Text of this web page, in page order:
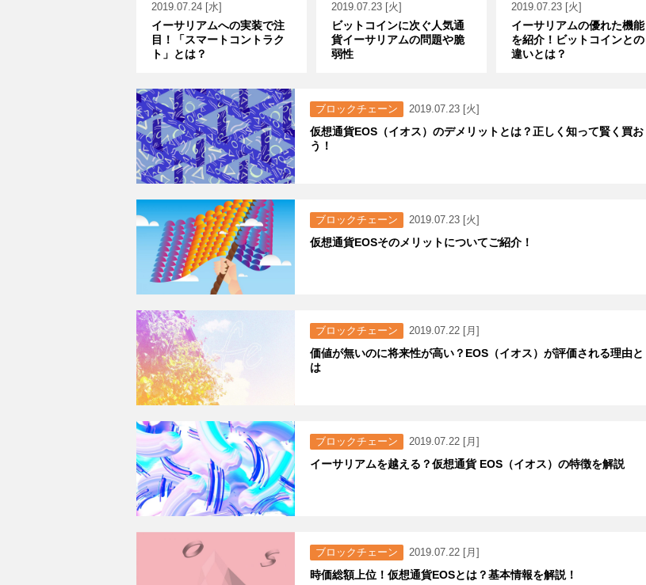
2019.07.24 [水]
イーサリアムへの実装で注
目！「スマートコントラク
ト」とは？
2019.07.23 [火]
ビットコインに次ぐ人気通
貨イーサリアムの問題や脆
弱性
2019.07.23 [火]
イーサリアムの優れた機能
を紹介！ビットコインとの
違いとは？
ブロックチェーン 2019.07.23 [火]
仮想通貨EOS（イオス）のデメリットとは？正しく知って賢く買お
う！
ブロックチェーン 2019.07.23 [火]
仮想通貨EOSそのメリットについてご紹介！
ブロックチェーン 2019.07.22 [月]
価値が無いのに将来性が高い？EOS（イオス）が評価される理由と
は
ブロックチェーン 2019.07.22 [月]
イーサリアムを越える？仮想通貨 EOS（イオス）の特徴を解説
ブロックチェーン 2019.07.22 [月]
時価総額上位！仮想通貨EOSとは？基本情報を解説！